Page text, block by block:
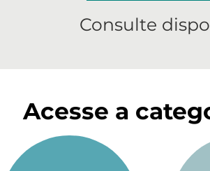
Consulte
Acesse a